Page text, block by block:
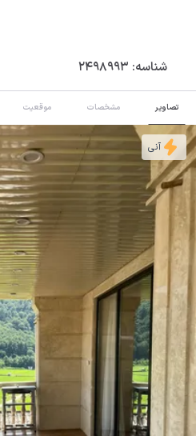
شناسه: 2498993
تصاویر مشخصات موقعیت
آنی